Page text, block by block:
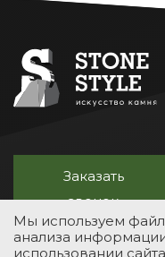
Заказать
звонок
Мы используем
анализа
использовании